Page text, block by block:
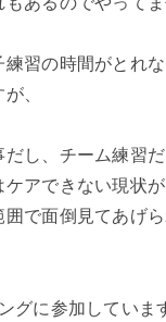
練習の時間がとれ
、
し、チーム練習
アできない現状
で面倒見てあげ
グに参加していま